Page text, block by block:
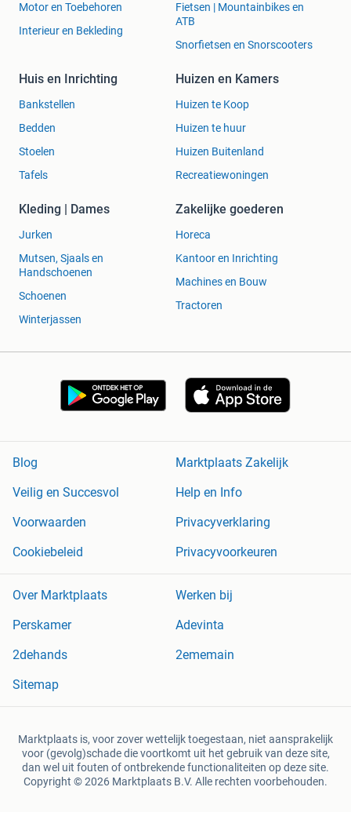
Motor en Toebehoren
Interieur en Bekleding
Fietsen | Mountainbikes en
ATB
Snorfietsen en Snorscooters
Huis en Inrichting
Bankstellen
Bedden
Stoelen
Tafels
Huizen en Kamers
Huizen te Koop
Huizen te huur
Huizen Buitenland
Recreatiewoningen
Kleding | Dames
Jurken
Mutsen, Sjaals en
Handschoenen
Schoenen
Winterjassen
Zakelijke goederen
Horeca
Kantoor en Inrichting
Machines en Bouw
Tractoren
Blog
Marktplaats Zakelijk
Veilig en Succesvol
Help en Info
Voorwaarden
Privacyverklaring
Cookiebeleid
Privacyvoorkeuren
Over Marktplaats
Werken bij
Perskamer
Adevinta
2dehands
2ememain
Sitemap
Marktplaats is, voor zover wettelijk toegestaan, niet aansprakelijk
voor (gevolg)schade die voortkomt uit het gebruik van deze site,
dan wel uit fouten of ontbrekende functionaliteiten op deze site.
Copyright © 2026 Marktplaats B.V. Alle rechten voorbehouden.